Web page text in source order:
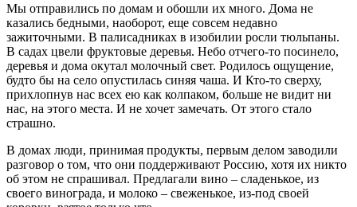
Мы отправились по домам и обошли их много. Дома не
казались бедными, наоборот, еще совсем недавно
зажиточными. В палисадниках в изобилии росли тюльпаны.
В садах цвели фруктовые деревья. Небо отчего-то посинело,
деревья и дома окутал молочный свет. Родилось ощущение,
будто бы на село опустилась синяя чаша. И Кто-то сверху,
прихлопнув нас всех ею как колпаком, больше не видит ни
нас, на этого места. И не хочет замечать. От этого стало
страшно.
В домах люди, принимая продукты, первым делом заводили
разговор о том, что они поддерживают Россию, хотя их никто
об этом не спрашивал. Предлагали вино – сладенькое, из
своего винограда, и молоко – свеженькое, из-под своей